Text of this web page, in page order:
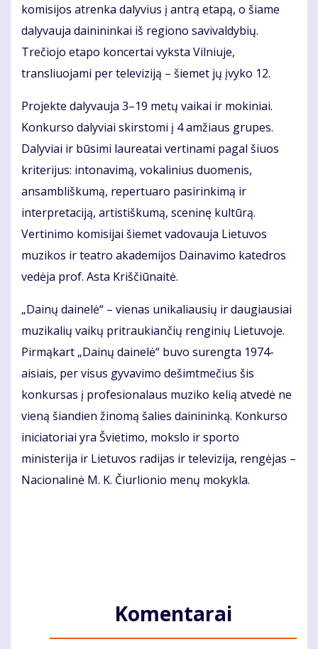
komisijos atrenka dalyvius į antrą etapą, o šiame
dalyvauja dainininkai iš regiono savivaldybių.
Trečiojo etapo koncertai vyksta Vilniuje,
transliuojami per televiziją – šiemet jų įvyko 12.
Projekte dalyvauja 3–19 metų vaikai ir mokiniai.
Konkurso dalyviai skirstomi į 4 amžiaus grupes.
Dalyviai ir būsimi laureatai vertinami pagal šiuos
kriterijus: intonavimą, vokalinius duomenis,
ansambliškumą, repertuaro pasirinkimą ir
interpretaciją, artistiškumą, sceninę kultūrą.
Vertinimo komisijai šiemet vadovauja Lietuvos
muzikos ir teatro akademijos Dainavimo katedros
vedėja prof. Asta Kriščiūnaitė.
„Dainų dainelė“ – vienas unikaliausių ir daugiausiai
muzikalių vaikų pritraukiančių renginių Lietuvoje.
Pirmąkart „Dainų dainelė“ buvo surengta 1974-
aisiais, per visus gyvavimo dešimtmečius šis
konkursas į profesionalaus muziko kelią atvedė ne
vieną šiandien žinomą šalies dainininką. Konkurso
iniciatoriai yra Švietimo, mokslo ir sporto
ministerija ir Lietuvos radijas ir televizija, rengėjas –
Nacionalinė M. K. Čiurlionio menų mokykla.
Komentarai